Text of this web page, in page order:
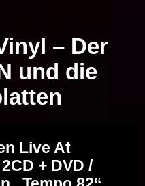
– Der
und die
Live At
+ DVD /